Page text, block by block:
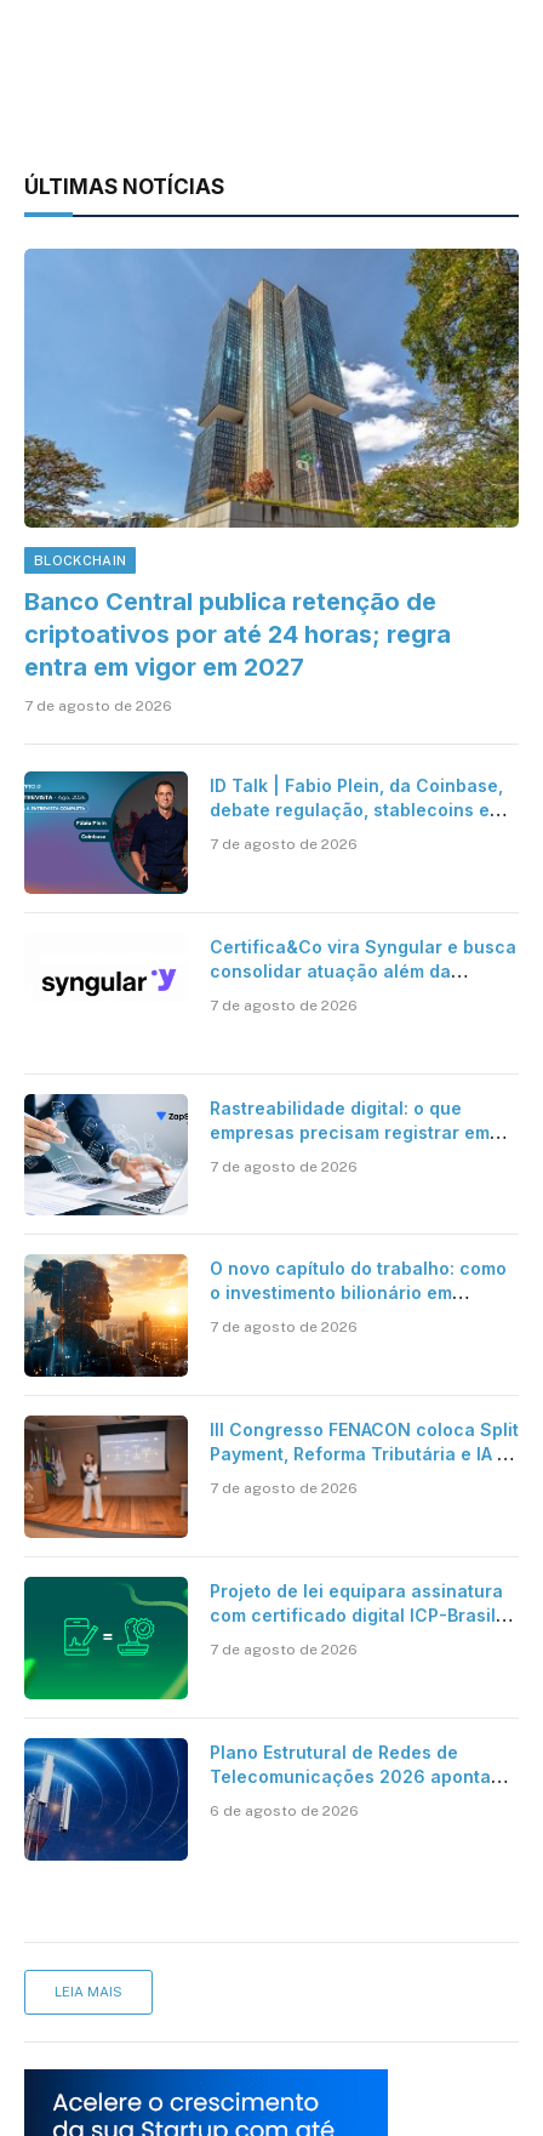
ÚLTIMAS NOTÍCIAS
BLOCKCHAIN
Banco Central publica retenção de
criptoativos por até 24 horas; regra
entra em vigor em 2027
7 de agosto de 2026
ID Talk | Fabio Plein, da Coinbase,
debate regulação, stablecoins e
7 de agosto de 2026
Certifica&Co vira Syngular e busca
consolidar atuação além da
7 de agosto de 2026
Rastreabilidade digital: o que
empresas precisam registrar em
7 de agosto de 2026
O novo capítulo do trabalho: como
o investimento bilionário em
pesquisa científica revela a
7 de agosto de 2026
III Congresso FENACON coloca Split
Payment, Reforma Tributária e IA no
centro dos debates
7 de agosto de 2026
Projeto de lei equipara assinatura
com certificado digital ICP-Brasil
ao reconhecimento de firma em
cartório
7 de agosto de 2026
Plano Estrutural de Redes de
Telecomunicações 2026 aponta
mantém desafio
6 de agosto de 2026
LEIA MAIS